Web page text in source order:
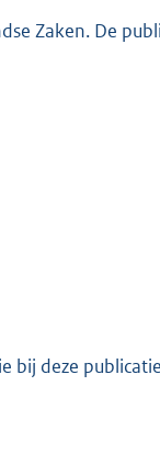
Zaken. De
bij deze